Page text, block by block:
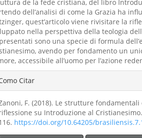
de la fede cristiana, del libro
dell’analisi di come la Grazia ha
quest’articolo viene rivisitare la
nella perspettiva della teologia
sono una specie di formula
avendo per fondamento un
accessibile all’uomo per l’azione
Citar
F. (2018). Le strutture fondamentali
su Introduzione al Cristianesimo.
https://doi.org/10.64205/